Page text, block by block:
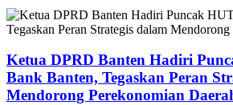
Ketua DPRD Banten Hadiri
Bank Banten, Tegaskan Peran
Mendorong Perekonomian